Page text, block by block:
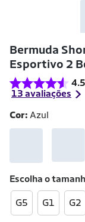
Bermuda
Esportivo 2
13 avaliações
Cor: Azul
Escolha o
G5 G1 G2